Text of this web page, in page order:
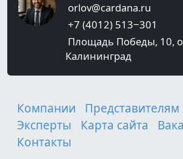
orlov@cardana.ru
+7 (4012) 513‒301
Площадь Победы, 10,
Калининград
Компании Представителям
Эксперты
Карта сайта
Контакты